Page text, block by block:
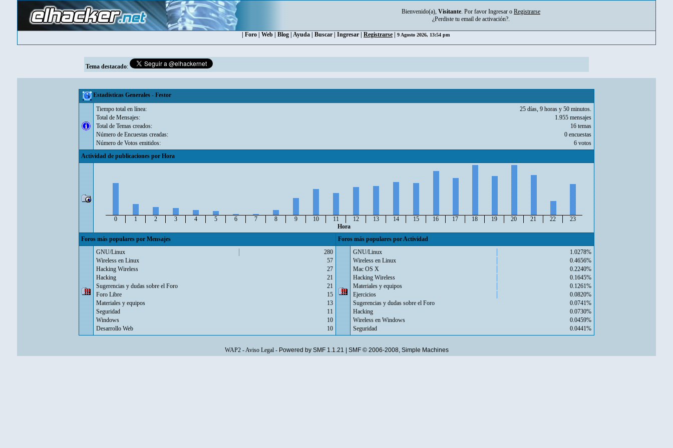
Bienvenido(a), Visitante. Por favor Ingresar o Registrarse
¿Perdiste tu email de activación?.
Foro Web Blog Ayuda Buscar Ingresar Registrarse 9 Agosto 2026, 13:54 pm
Tema destacado:
Estadísticas Generales - Festor
Tiempo total en línea:
25 días, 9 horas y 50 minutos.
Total de Mensajes:
1.955 mensajes
Total de Temas creados:
16 temas
Número de Encuestas creadas:
0 encuestas
Número de Votos emitidos:
6 votos
Actividad de publicaciones por Hora
0 1 2 3 4 5 6 7 8 9 10 11 12 13 14 15 16 17 18 19 20 21 22
23
Hora
Foros más populares por Mensajes
Foros más populares por Actividad
GNU/Linux
280
Wireless en Linux
57
Hacking Wireless
27
Hacking
21
Sugerencias y dudas sobre el Foro
21
Foro Libre
15
Materiales y equipos
13
Seguridad
11
Windows
10
Desarrollo Web
10
GNU/Linux
1.0278%
Wireless en Linux
0.4656%
Mac OS X
0.2240%
Hacking Wireless
0.1645%
Materiales y equipos
0.1261%
Ejercicios
0.0820%
Sugerencias y dudas sobre el Foro
0.0741%
Hacking
0.0730%
Wireless en Windows
0.0459%
Seguridad
0.0441%
WAP2-Aviso Legal- Powered by SMF 1.1.21 SMF © 2006-2008, Simple Machines